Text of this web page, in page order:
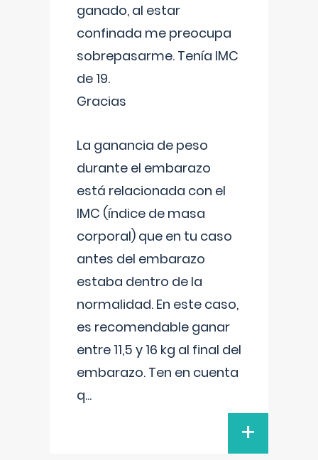
ganado, al estar
confinada me preocupa
sobrepasarme. Tenía IMC
de 19.
Gracias
La ganancia de peso
durante el embarazo
está relacionada con el
IMC (índice de masa
corporal) que en tu caso
antes del embarazo
estaba dentro de la
normalidad. En este caso,
es recomendable ganar
entre 11,5 y 16 kg al final del
embarazo. Ten en cuenta
q...
+